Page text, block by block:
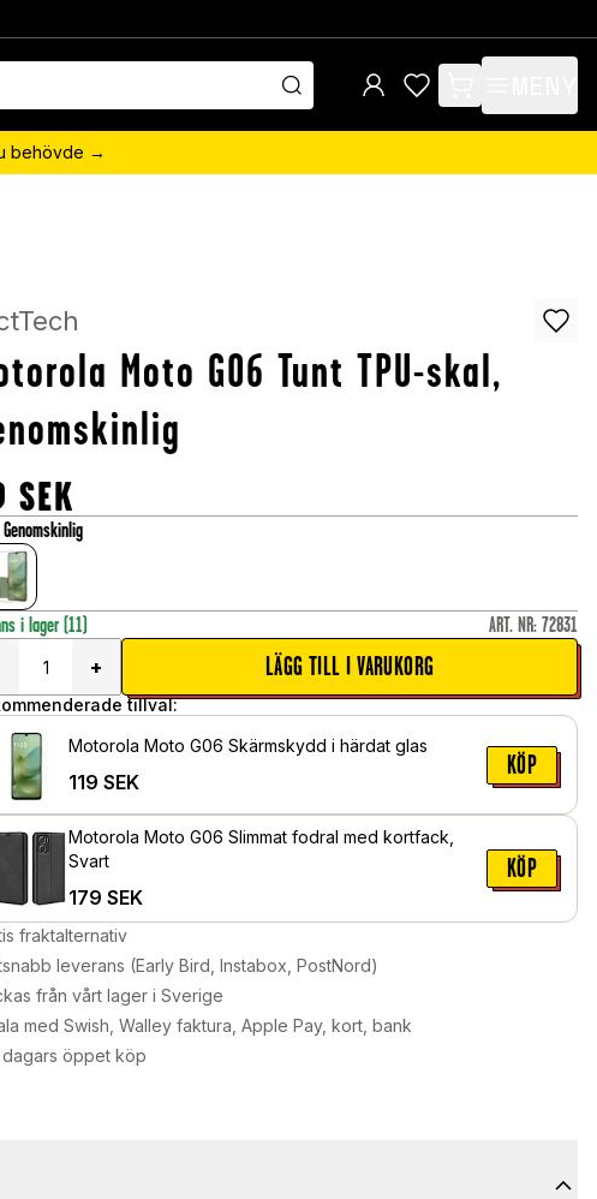
items in cart, view
behövde →
Moto G06 Tunt TPU-skal,
SEK
Genomskinlig
i lager (11) ART. NR: 72831
+ LÄGG TILL I VARUKORG
tillval:
Motorola Moto G06 Skärmskydd i härdat glas
119 SEK
KÖP
Motorola Moto G06 Slimmat fodral med kortfack,
Svart
179 SEK
KÖP
fraktalternativ
leverans (Early Bird, Instabox, PostNord)
från vårt lager i Sverige
med Swish, Walley faktura, Apple Pay, kort, bank
dagars öppet köp